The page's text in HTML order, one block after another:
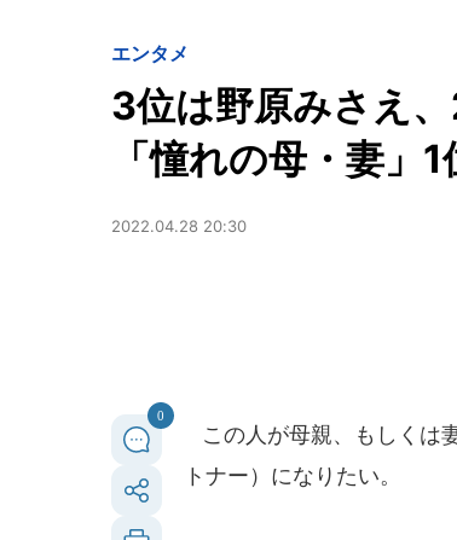
エンタメ
3位は野原みさえ
「憧れの母・妻」1
2022.04.28 20:30
0
この人が母親、もしくは
トナー）になりたい。